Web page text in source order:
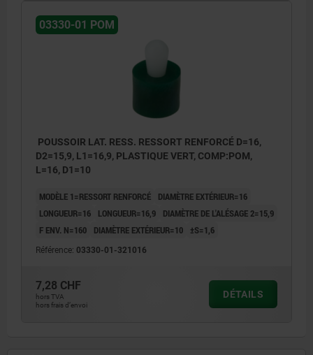
03330-01 POM
POUSSOIR LAT. RESS. RESSORT RENFORCÉ D=16,
D2=15,9, L1=16,9, PLASTIQUE VERT, COMP:POM,
L=16, D1=10
MODÈLE 1=RESSORT RENFORCÉ
DIAMÈTRE EXTÉRIEUR=16
LONGUEUR=16
LONGUEUR=16,9
DIAMÈTRE DE L'ALÉSAGE 2=15,9
F ENV. N=160
DIAMÈTRE EXTÉRIEUR=10 ±S=1,6
Référence: 03330-01-321016
7,28 CHF
hors TVA
hors frais d’envoi
DÉTAILS